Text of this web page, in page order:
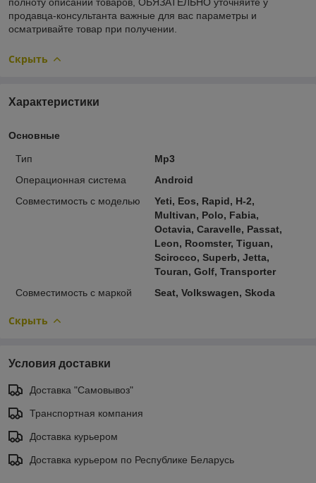
продавца-консультанта важные для вас параметры и
осматривайте товар при получении.
Скрыть
Характеристики
Основные
Тип
Mp3
Операционная система
Android
Совместимость с моделью
Yeti, Eos, Rapid, H-2,
Multivan, Polo, Fabia,
Octavia, Caravelle, Passat,
Leon, Roomster, Tiguan,
Scirocco, Superb, Jetta,
Touran, Golf, Transporter
Совместимость с маркой
Seat, Volkswagen, Skoda
Скрыть
Условия доставки
Доставка "Самовывоз"
Транспортная компания
Доставка курьером
Доставка курьером по Республике Беларусь